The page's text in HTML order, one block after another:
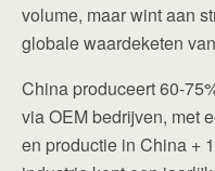
volume, maar wint aan
globale waardeketen
China produceert 60-
via OEM bedrijven, met
en productie in China +